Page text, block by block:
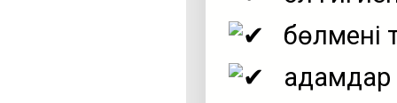
бөлмені
адамдар